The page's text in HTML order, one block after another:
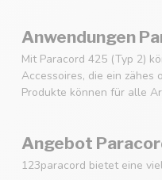
Anwendungen
Mit Paracord 425 (Typ 2)
Accessoires, die ein zähes
Produkte können für alle
Angebot
123paracord bietet eine